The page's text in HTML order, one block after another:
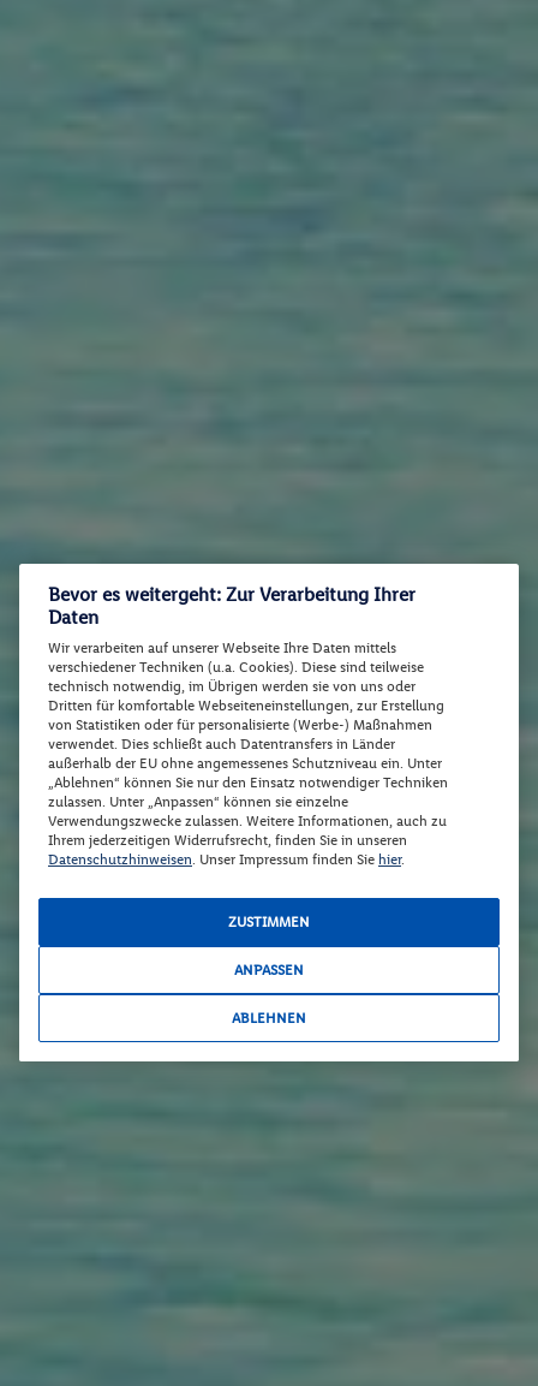
Bevor es weitergeht: Zur Verarbeitung Ihrer
Daten
Wir verarbeiten auf unserer Webseite Ihre Daten mittels
verschiedener Techniken (u.a. Cookies). Diese sind teilweise
technisch notwendig, im Übrigen werden sie von uns oder
Dritten für komfortable Webseiteneinstellungen, zur Erstellung
von Statistiken oder für personalisierte (Werbe-) Maßnahmen
verwendet. Dies schließt auch Datentransfers in Länder
außerhalb der EU ohne angemessenes Schutzniveau ein. Unter
„Ablehnen“ können Sie nur den Einsatz notwendiger Techniken
zulassen. Unter „Anpassen“ können sie einzelne
Verwendungszwecke zulassen. Weitere Informationen, auch zu
Ihrem jederzeitigen Widerrufsrecht, finden Sie in unseren
Datenschutzhinweisen . Unser Impressum finden Sie hier.
ZUSTIMMEN
ANPASSEN
ABLEHNEN